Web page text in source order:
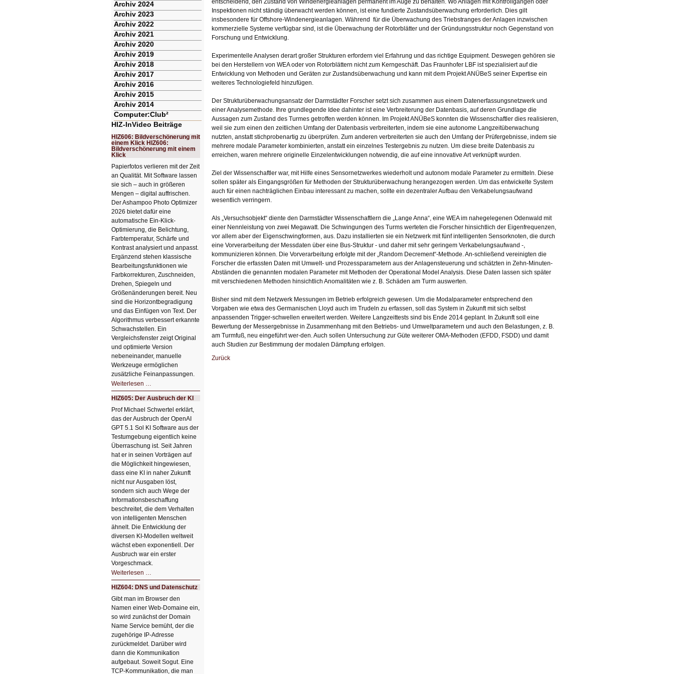
entscheidend, den Zustand von Windenergieanlagen permanent im Auge zu behalten. Wo Anlagen mit Kontrollgängen oder
Inspektionen nicht ständig überwacht werden können, ist eine fundierte Zustandsüberwachung erforderlich. Dies gilt
insbesondere für Offshore-Windenergieanlagen. Während für die Überwachung des Triebstranges der Anlagen inzwischen
kommerzielle Systeme verfügbar sind, ist die Überwachung der Rotorblätter und der Gründungsstruktur noch Gegenstand von
Forschung und Entwicklung.
Experimentelle Analysen derart großer Strukturen erfordern viel Erfahrung und das richtige Equipment. Deswegen gehören sie
bei den Herstellern von WEA oder von Rotorblättern nicht zum Kerngeschäft. Das Fraunhofer LBF ist spezialisiert auf die
Entwicklung von Methoden und Geräten zur Zustandsüberwachung und kann mit dem Projekt ANÜBeS seiner Expertise ein
weiteres Technologiefeld hinzufügen.
Der Strukturüberwachungsansatz der Darmstädter Forscher setzt sich zusammen aus einem Datenerfassungsnetzwerk und
einer Analysemethode. Ihre grundlegende Idee dahinter ist eine Verbreiterung der Datenbasis, auf deren Grundlage die
Aussagen zum Zustand des Turmes getroffen werden können. Im Projekt ANÜBeS konnten die Wissenschaftler dies realisieren,
weil sie zum einen den zeitlichen Umfang der Datenbasis verbreiterten, indem sie eine autonome Langzeitüberwachung
nutzten, anstatt stichprobenartig zu überprüfen. Zum anderen verbreiterten sie auch den Umfang der Prüfergebnisse, indem sie
mehrere modale Parameter kombinierten, anstatt ein einzelnes Testergebnis zu nutzen. Um diese breite Datenbasis zu
erreichen, waren mehrere originelle Einzelentwicklungen notwendig, die auf eine innovative Art verknüpft wurden.
Ziel der Wissenschaftler war, mit Hilfe eines Sensornetzwerkes wiederholt und autonom modale Parameter zu ermitteln. Diese
sollen später als Eingangsgrößen für Methoden der Strukturüberwachung herangezogen werden. Um das entwickelte System
auch für einen nachträglichen Einbau interessant zu machen, sollte ein dezentraler Aufbau den Verkabelungsaufwand
wesentlich verringern.
Als „Versuchsobjekt“ diente den Darmstädter Wissenschaftlern die „Lange Anna“, eine WEA im nahegelegenen Odenwald mit
einer Nennleistung von zwei Megawatt. Die Schwingungen des Turms werteten die Forscher hinsichtlich der Eigenfrequenzen,
vor allem aber der Eigenschwingformen, aus. Dazu installierten sie ein Netzwerk mit fünf intelligenten Sensorknoten, die durch
eine Vorverarbeitung der Messdaten über eine Bus-Struktur - und daher mit sehr geringem Verkabelungsaufwand -,
kommunizieren können. Die Vorverarbeitung erfolgte mit der „Random Decrement“-Methode. An-schließend vereinigten die
Forscher die erfassten Daten mit Umwelt- und Prozessparametern aus der Anlagensteuerung und schätzten in Zehn-Minuten-
Abständen die genannten modalen Parameter mit Methoden der Operational Model Analysis. Diese Daten lassen sich später
mit verschiedenen Methoden hinsichtlich Anomalitäten wie z. B. Schäden am Turm auswerten.
Bisher sind mit dem Netzwerk Messungen im Betrieb erfolgreich gewesen. Um die Modalparameter entsprechend den
Vorgaben wie etwa des Germanischen Lloyd auch im Trudeln zu erfassen, soll das System in Zukunft mit sich selbst
anpassenden Trigger-schwellen erweitert werden. Weitere Langzeittests sind bis Ende 2014 geplant. In Zukunft soll eine
Bewertung der Messergebnisse in Zusammenhang mit den Betriebs- und Umweltparametern und auch den Belastungen, z. B.
am Turmfuß, neu eingeführt wer-den. Auch sollen Untersuchung zur Güte weiterer OMA-Methoden (EFDD, FSDD) und damit
auch Studien zur Bestimmung der modalen Dämpfung erfolgen.
Zurück
Archiv 2024
Archiv 2023
Archiv 2022
Archiv 2021
Archiv 2020
Archiv 2019
Archiv 2018
Archiv 2017
Archiv 2016
Archiv 2015
Archiv 2014
Computer:Club²
HIZ-InVideo Beiträge
HIZ606: Bildverschönerung mit
einem Klick HIZ606:
Bildverschönerung mit einem
Klick
Papierfotos verlieren mit der Zeit
an Qualität. Mit Software lassen
sie sich – auch in größeren
Mengen – digital auffrischen.
Der Ashampoo Photo Optimizer
2026 bietet dafür eine
automatische Ein-Klick-
Optimierung, die Belichtung,
Farbtemperatur, Schärfe und
Kontrast analysiert und anpasst.
Ergänzend stehen klassische
Bearbeitungsfunktionen wie
Farbkorrekturen, Zuschneiden,
Drehen, Spiegeln und
Größenänderungen bereit. Neu
sind die Horizontbegradigung
und das Einfügen von Text. Der
Algorithmus verbessert erkannte
Schwachstellen. Ein
Vergleichsfenster zeigt Original
und optimierte Version
nebeneinander, manuelle
Werkzeuge ermöglichen
zusätzliche Feinanpassungen.
Weiterlesen …
Bildverschönerung
mit
einem
Klick
HIZ606:
Bildverschönerung
mit
einem
Klick
HIZ605: Der Ausbruch der KI
Prof Michael Schwertel erklärt,
das der Ausbruch der OpenAI
GPT 5.1 Sol KI Software aus der
Testumgebung eigentlich keine
Überraschung ist. Seit Jahren
hat er in seinen Vorträgen auf
die Möglichkeit hingewiesen,
dass eine KI in naher Zukunft
nicht nur Ausgaben löst,
sondern sich auch Wege der
Informationsbeschaffung
beschreitet, die dem Verhalten
von intelligenten Menschen
ähnelt. Die Entwicklung der
diversen KI-Modellen weltweit
wächst eben exponentiell. Der
Ausbruch war ein erster
Vorgeschmack.
Weiterlesen …
Der
Ausbruch
der
KI
HIZ604: DNS und Datenschutz
Gibt man im Browser den
Namen einer Web-Domaine ein,
so wird zunächst der Domain
Name Service bemüht, der die
zugehörige IP-Adresse
zurückmeldet. Darüber wird
dann die Kommunikation
aufgebaut. Soweit Sogut. Eine
TCP-Kommunikation, die man